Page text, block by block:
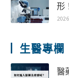
形
生醫專欄
醫